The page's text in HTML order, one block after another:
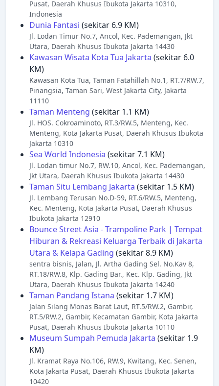
Pusat, Daerah Khusus Ibukota Jakarta 10310,
Indonesia
Dunia Fantasi (sekitar 6.9 KM)
Jl. Lodan Timur No.7, Ancol, Kec. Pademangan, Jkt
Utara, Daerah Khusus Ibukota Jakarta 14430
Kawasan Wisata Kota Tua Jakarta (sekitar 6.0
KM)
Kawasan Kota Tua, Taman Fatahillah No.1, RT.7/RW.7,
Pinangsia, Taman Sari, West Jakarta City, Jakarta
11110
Taman Menteng (sekitar 1.1 KM)
Jl. HOS. Cokroaminoto, RT.3/RW.5, Menteng, Kec.
Menteng, Kota Jakarta Pusat, Daerah Khusus Ibukota
Jakarta 10310
Sea World Indonesia (sekitar 7.1 KM)
Jl. Lodan timur No.7, RW.10, Ancol, Kec. Pademangan,
Jkt Utara, Daerah Khusus Ibukota Jakarta 14430
Taman Situ Lembang Jakarta (sekitar 1.5 KM)
Jl. Lembang Terusan No.D-59, RT.6/RW.5, Menteng,
Kec. Menteng, Kota Jakarta Pusat, Daerah Khusus
Ibukota Jakarta 12910
Bounce Street Asia - Trampoline Park | Tempat
Hiburan & Rekreasi Keluarga Terbaik di Jakarta
Utara & Kelapa Gading (sekitar 8.9 KM)
sentra bisnis, Jalan, Jl. Artha Gading Sel. No.Kav 8,
RT.18/RW.8, Klp. Gading Bar., Kec. Klp. Gading, Jkt
Utara, Daerah Khusus Ibukota Jakarta 14240
Taman Pandang Istana (sekitar 1.7 KM)
Jalan Silang Monas Barat Laut, RT.5/RW.2, Gambir,
RT.5/RW.2, Gambir, Kecamatan Gambir, Kota Jakarta
Pusat, Daerah Khusus Ibukota Jakarta 10110
Museum Sumpah Pemuda Jakarta (sekitar 1.9
KM)
Jl. Kramat Raya No.106, RW.9, Kwitang, Kec. Senen,
Kota Jakarta Pusat, Daerah Khusus Ibukota Jakarta
10420